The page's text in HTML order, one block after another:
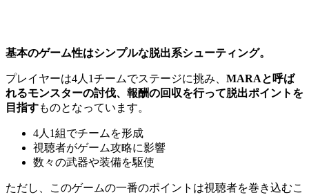
基本のゲーム性はシンプルな脱出系シューティング。
プレイヤーは4人1チームでステージに挑み、 MARAと呼ば
れるモンスターの討伐、報酬の回収を行って脱出ポイントを
目指すものとなっています。
4人1組でチームを形成
視聴者がゲーム攻略に影響
数々の武器や装備を駆使
ただし、このゲームの一番のポイントは視聴者を巻き込むこ